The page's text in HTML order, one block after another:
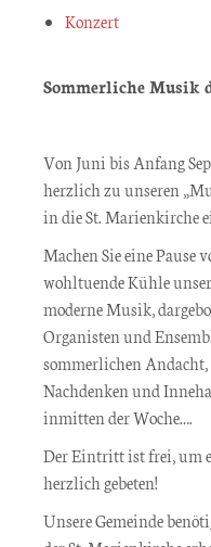
Konzert
Sommerliche Musik
Von Juni bis Anfang
herzlich zu unseren
in die St. Marienkirche
Machen Sie eine Pause
wohltuende Kühle
moderne Musik,
Organisten und
sommerlichen
Nachdenken und
inmitten der Woche….
Der Eintritt ist frei, um
herzlich gebeten!
Unsere Gemeinde